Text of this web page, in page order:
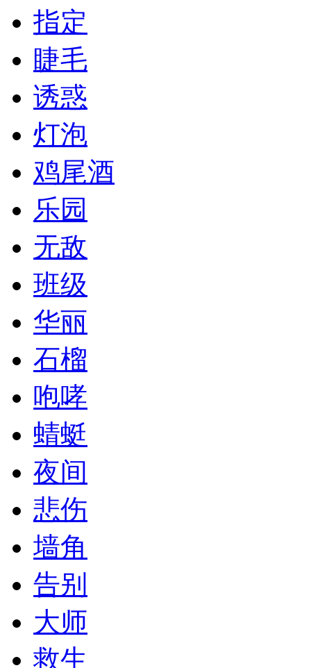
指定
睫毛
诱惑
灯泡
鸡尾酒
乐园
无敌
班级
华丽
石榴
咆哮
蜻蜓
夜间
悲伤
墙角
告别
大师
救生